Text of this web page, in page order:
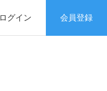
ログイン 会員登録